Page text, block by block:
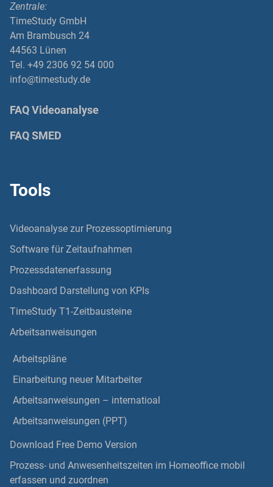
Zentrale:
TimeStudy GmbH
Am Brambusch 24
44563 Lünen
Tel. +49 2306 92 54 000
info@timestudy.de
FAQ Videoanalyse
FAQ SMED
Tools
Videoanalyse zur Prozessoptimierung
Software für Zeitaufnahmen
Prozessdatenerfassung
Dashboard Darstellung von KPIs
TimeStudy T1-Zeitbausteine
Arbeitsanweisungen
Arbeitspläne
Einarbeitung neuer Mitarbeiter
Arbeitsanweisungen – internatioal
Arbeitsanweisungen (PPT)
Download Free Demo Version
Prozess- und Anwesenheitszeiten im Homeoffice mobil
erfassen und zuordnen